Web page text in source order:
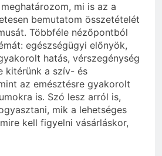
mi is az a
bemutatom összetételét
Többféle nézőpontból
egészségügyi előnyök,
hatás, vérszegénység
kitérünk a szív- és
az emésztésre gyakorolt
is. Szó lesz arról is,
mik a lehetséges
kell figyelni vásárláskor,